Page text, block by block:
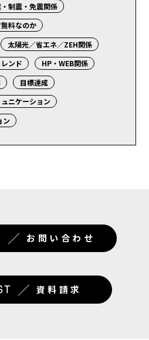
制震・免震関係
料なのか
太陽光／省エネ／ZEH関係
ンド
HP・WEB関係
目標達成
ュニケーション
ン
／ お問い合わせ
／ 資料請求